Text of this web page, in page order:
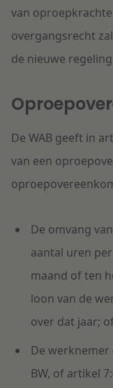
van
overgangsrecht
de nieuwe
De WAB geeft in
van een
De omvang
aantal uren
maand of ten
loon van de
over dat jaar;
De werknemer
BW, of artikel